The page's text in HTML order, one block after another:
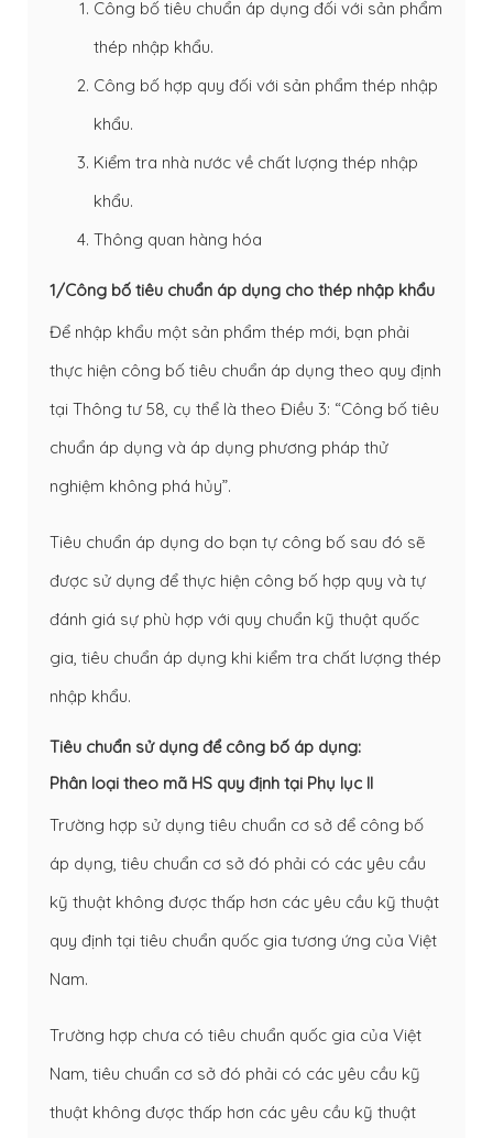
Công bố tiêu chuẩn áp dụng đối với sản phẩm
thép nhập khẩu.
Công bố hợp quy đối với sản phẩm thép nhập
khẩu.
Kiểm tra nhà nước về chất lượng thép nhập
khẩu.
Thông quan hàng hóa
1/Công bố tiêu chuẩn áp dụng cho thép nhập khẩu
Để nhập khẩu một sản phẩm thép mới, bạn phải
thực hiện công bố tiêu chuẩn áp dụng theo quy định
tại Thông tư 58, cụ thể là theo Điều 3: “Công bố tiêu
chuẩn áp dụng và áp dụng phương pháp thử
nghiệm không phá hủy”.
Tiêu chuẩn áp dụng do bạn tự công bố sau đó sẽ
được sử dụng để thực hiện công bố hợp quy và tự
đánh giá sự phù hợp với quy chuẩn kỹ thuật quốc
gia, tiêu chuẩn áp dụng khi kiểm tra chất lượng thép
nhập khẩu.
Tiêu chuẩn sử dụng để công bố áp dụng:
Phân loại theo mã HS quy định tại Phụ lục II
Trường hợp sử dụng tiêu chuẩn cơ sở để công bố
áp dụng, tiêu chuẩn cơ sở đó phải có các yêu cầu
kỹ thuật không được thấp hơn các yêu cầu kỹ thuật
quy định tại tiêu chuẩn quốc gia tương ứng của Việt
Nam.
Trường hợp chưa có tiêu chuẩn quốc gia của Việt
Nam, tiêu chuẩn cơ sở đó phải có các yêu cầu kỹ
thuật không được thấp hơn các yêu cầu kỹ thuật